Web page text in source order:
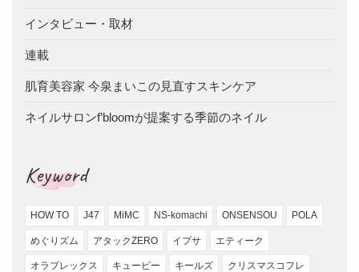
インタビュー・取材
連載
肌育美容家 今泉まいこの見直すスキンケア
ネイルサロンf’bloomが提案する季節のネイル
Keyword
HOW TO J47 MiMC NS-komachi ONSENSOU POLA
めぐりズム アタックZERO イプサ エティーク
オラプレックス キューピー キールズ クリスマスコフレ